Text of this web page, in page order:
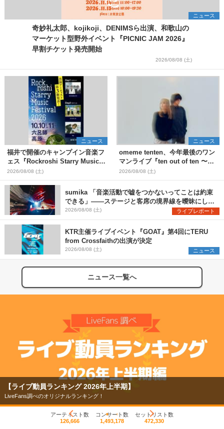
ニュース
奇妙礼太郎、kojikoji、DENIMSら出演、和歌山の
マーケット型野外イベント『PICNIC JAM 2026』
早割チケット発売開始
2026/08/08 (土)
ニュース
福井で開催のキャンプイン音楽フ
ェス『Rockroshi Starry Music
Festival 2026』第3弾出演者とし
てSCOOBIE DO、かりゆし58、
Reiを発表
2026/08/08 (土)
ニュース
omeme tenten、今年最後のワン
マンライブ『ten out of ten 〜
one man〜』を11月に開催決定
2026/08/08 (土)
sumika 「音楽活動で嘘をつかないってことは約束
できる」――ステージと客席の境界線を曖昧にし
た、ツアーファイナル武道館公演レポート
2026/08/08 (土) ライブレポート
KTR主催ライブイベント『GOAT』第4回にTERU
from Crossfaithの出演が決定
2026/08/08 (土) ニュース
ニュース一覧へ
【ライブ動員ランキング 2026年上半期】
LiveFans調べのオリジナルランキング！
アーティスト数
126,666
コンサート数
1,493,178
セットリスト数
472,330